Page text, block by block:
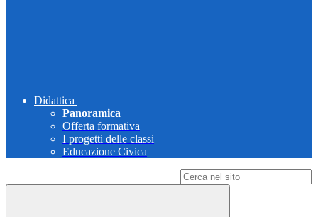
Didattica
Panoramica
Offerta formativa
I progetti delle classi
Educazione Civica